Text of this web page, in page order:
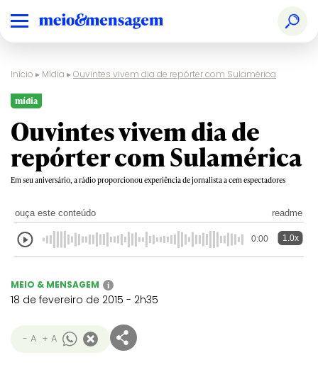
Início ▸ Mídia ▸Ouvintes vivem dia de repórter com Sulamérica
mídia
Ouvintes vivem dia de
repórter com Sulamérica
Em seu aniversário, a rádio proporcionou experiência de jornalista a cem espectadores
ouça este conteúdo readme
0:00 1.0x
MEIO & MENSAGEM i
18 de fevereiro de 2015 - 2h35
- A + A